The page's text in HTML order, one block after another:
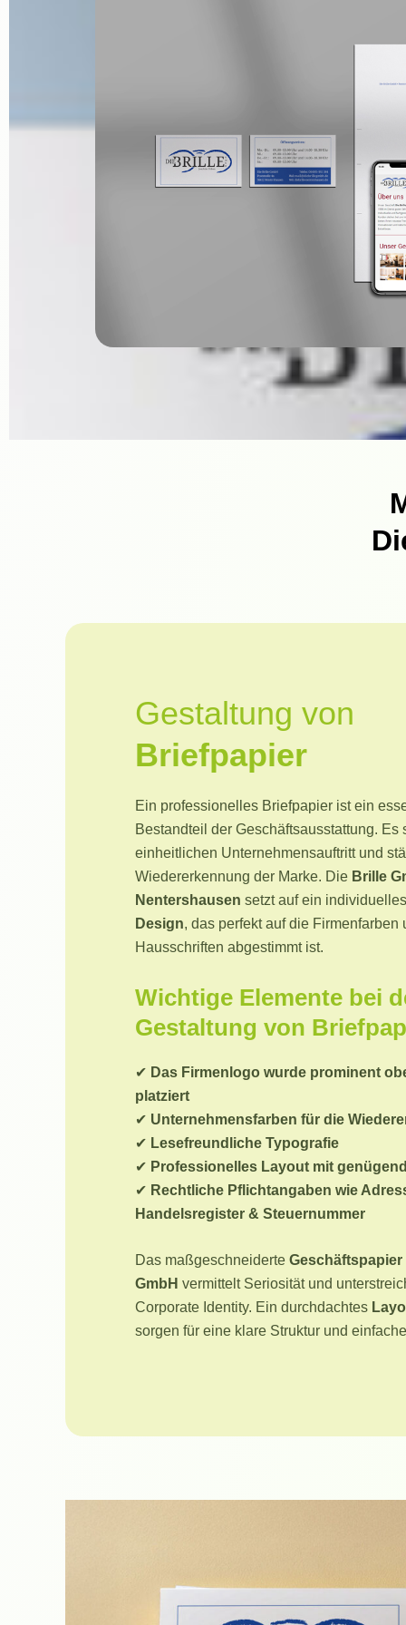
Gestaltung von
Briefpapier
Ein professionelles Briefpapier ist ein
Bestandteil der Geschäftsausstattung. Es
einheitlichen Unternehmensauftritt und
Wiedererkennung der Marke. Die Brille
Nentershausen setzt auf ein
Design, das perfekt auf die Firmenfarben
Hausschriften abgestimmt ist.
Wichtige Elemente bei
Gestaltung von
✔ Das Firmenlogo wurde prominent
platziert
✔ Unternehmensfarben für die
✔ Lesefreundliche Typografie
✔ Professionelles Layout mit
✔ Rechtliche Pflichtangaben wie
Handelsregister & Steuernummer
Das maßgeschneiderte
GmbH vermittelt Seriosität und
Corporate Identity. Ein durchdachtes
sorgen für eine klare Struktur und